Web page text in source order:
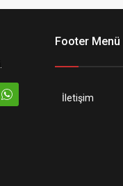
Footer Menü
İletişim